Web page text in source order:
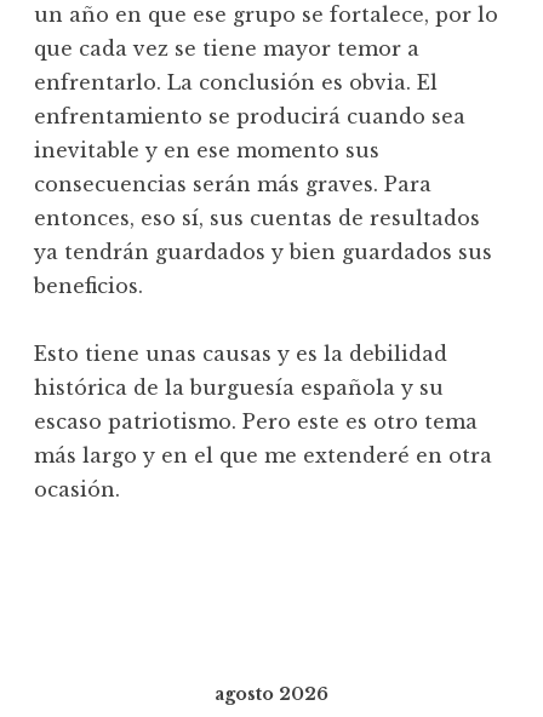
un año en que ese grupo se fortalece, por lo
que cada vez se tiene mayor temor a
enfrentarlo. La conclusión es obvia. El
enfrentamiento se producirá cuando sea
inevitable y en ese momento sus
consecuencias serán más graves. Para
entonces, eso sí, sus cuentas de resultados
ya tendrán guardados y bien guardados sus
beneficios.
Esto tiene unas causas y es la debilidad
histórica de la burguesía española y su
escaso patriotismo. Pero este es otro tema
más largo y en el que me extenderé en otra
ocasión.
agosto 2026